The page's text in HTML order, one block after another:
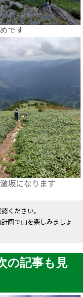
です
坂になります
ください。
画で山を楽しみましょ
の記事も見